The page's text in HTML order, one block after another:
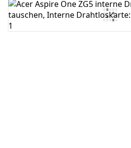
Kommentar hinzufügen